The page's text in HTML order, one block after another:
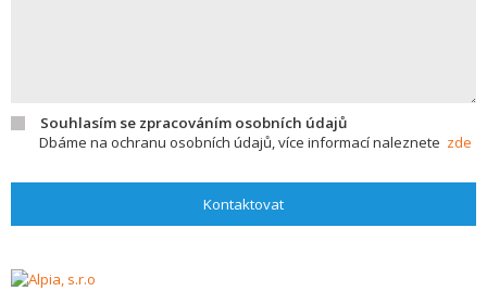
Souhlasím se zpracováním osobních údajů
Dbáme na ochranu osobních údajů, více informací naleznete zde
Kontaktovat